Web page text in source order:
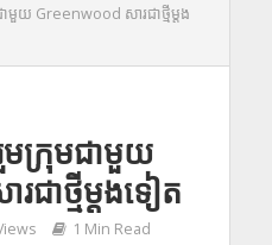
មួយ Greenwood សារជាថ្មីម្តង
មក្រុមជាមួយ
ជាថ្មីម្តងទៀត
1 Min Read